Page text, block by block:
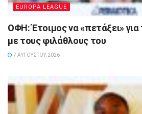
EUROPA LEAGUE
ΟΦΗ: Έτοιμος να «πετάξει»
με τους φιλάθλους του
7 ΑΥΓΟΎΣΤΟΥ, 2026